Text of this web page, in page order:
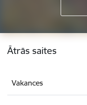
Kājene
Ātrās saites
Vakances